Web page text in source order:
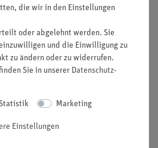
die wir in den Einstellungen
oder abgelehnt werden. Sie
und die Einwilligung zu
zu ändern oder zu widerrufen.
Sie in unserer Daten­schutz­
Statistik Marketing
Einstellungen